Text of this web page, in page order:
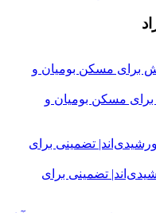
مسکن بومیان و
تضمینی برای